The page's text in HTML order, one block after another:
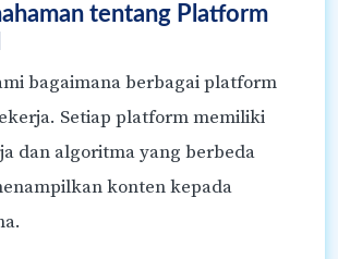
tentang Platform
bagaimana berbagai platform
Setiap platform memiliki
dan algoritma yang berbeda
konten kepada